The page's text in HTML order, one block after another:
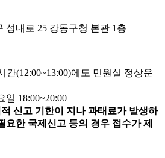
성내로 25 강동구청 본관 1층
간(12:00~13:00)에도 민원실 정상운
일 18:00~20:00
신고 기한이 지나 과태료가 발생하
요한 국제신고 등의 경우 접수가 제